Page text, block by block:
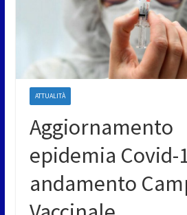
ATTUALITÀ
Aggiornamento
epidemia Covid-
andamento